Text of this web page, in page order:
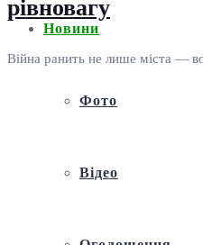
Новини
Фото
Відео
рівновагу
Війна ранить не лише міста —